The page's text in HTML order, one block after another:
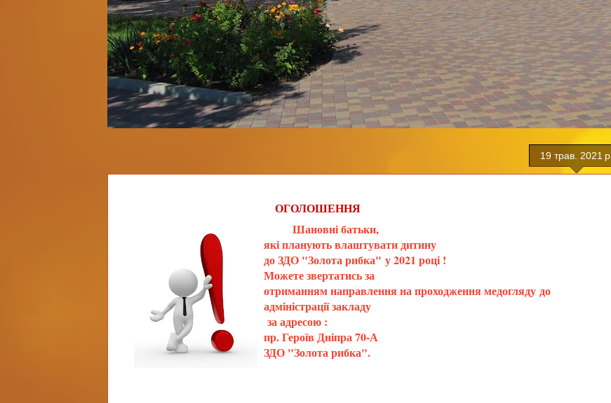
19 трав. 2021 р.
ОГОЛОШЕННЯ
Шановні батьки,
які планують влаштувати дитину
до ЗДО "Золота рибка" у 2021 році !
Можете звертатись за
отриманням направлення на проходження медоглядудо
адміністрації закладу
за адресою :
пр. Героїв Дніпра 70-А
ЗДО "Золота рибка".